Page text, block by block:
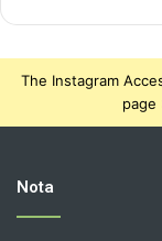
The Instagram
Nota